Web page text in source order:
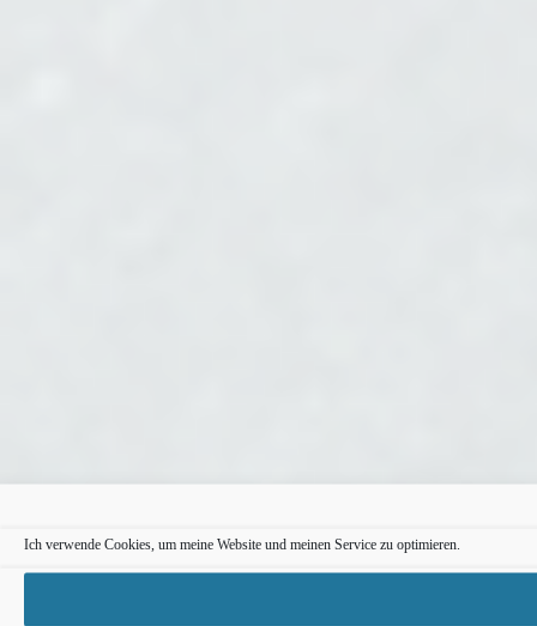
Ich verwende Cookies, um meine Website und meinen Service zu optimieren.